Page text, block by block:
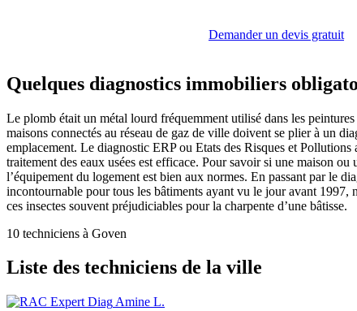
Demander un devis gratuit
Quelques diagnostics immobiliers
Le plomb était un métal lourd fréquemment utilisé dans les
maisons connectés au réseau de gaz de ville doivent se plier à un
emplacement. Le diagnostic ERP ou Etats des Risques et
traitement des eaux usées est efficace. Pour savoir si une maison
l’équipement du logement est bien aux normes. En passant par le
incontournable pour tous les bâtiments ayant vu le jour avant 1997,
ces insectes souvent préjudiciables pour la charpente d’une bâtisse.
10 techniciens à Goven
Liste des techniciens de la ville
Amine L.